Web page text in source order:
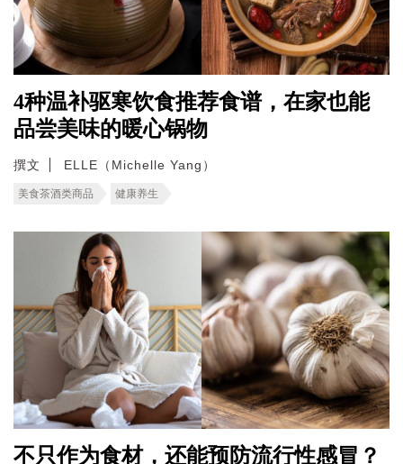
4种温补驱寒饮食推荐食谱，在家也能
品尝美味的暖心锅物
撰文 ELLE（Michelle Yang）
美食茶酒类商品 健康养生
不只作为食材，还能预防流行性感冒？